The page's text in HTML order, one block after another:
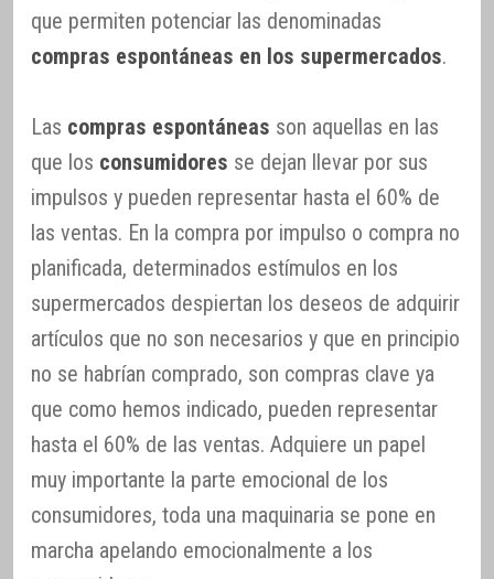
que permiten potenciar las denominadas
compras espontáneas en los supermercados.
Las compras espontáneas son aquellas en las
que los consumidores se dejan llevar por sus
impulsos y pueden representar hasta el 60% de
las ventas. En la compra por impulso o compra no
planificada, determinados estímulos en los
supermercados despiertan los deseos de adquirir
artículos que no son necesarios y que en principio
no se habrían comprado, son compras clave ya
que como hemos indicado, pueden representar
hasta el 60% de las ventas. Adquiere un papel
muy importante la parte emocional de los
consumidores, toda una maquinaria se pone en
marcha apelando emocionalmente a los